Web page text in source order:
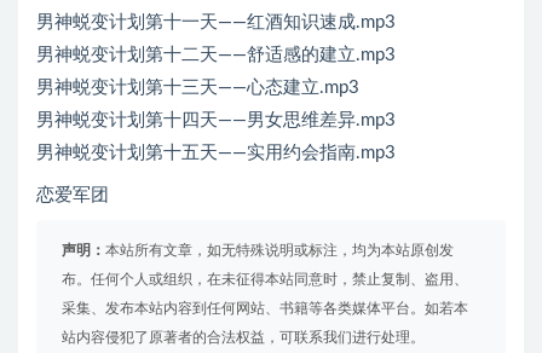
男神蜕变计划第十一天——红酒知识速成.mp3
男神蜕变计划第十二天——舒适感的建立.mp3
男神蜕变计划第十三天——心态建立.mp3
男神蜕变计划第十四天——男女思维差异.mp3
男神蜕变计划第十五天——实用约会指南.mp3
恋爱军团
声明： 本站所有文章，如无特殊说明或标注，均为本站原创发
布。任何个人或组织，在未征得本站同意时，禁止复制、盗用、
采集、发布本站内容到任何网站、书籍等各类媒体平台。如若本
站内容侵犯了原著者的合法权益，可联系我们进行处理。